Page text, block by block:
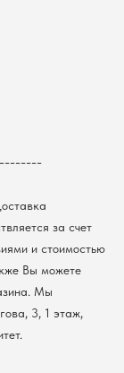
за счет
и стоимостью
Вы можете
Мы
3, 1 этаж,